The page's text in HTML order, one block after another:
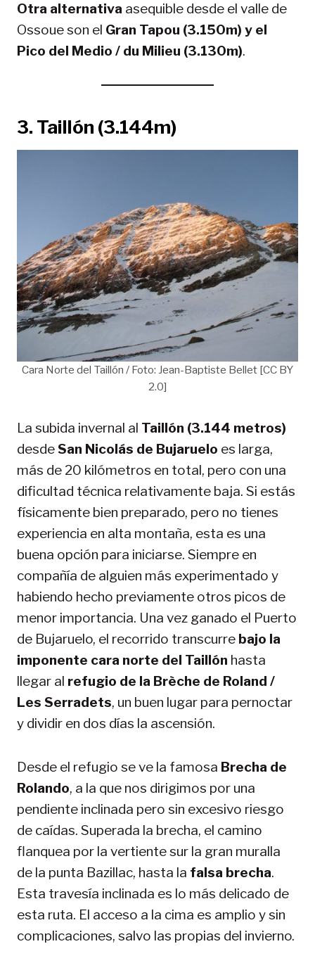
Otra alternativa asequible desde el valle de
Ossoue son el Gran Tapou (3.150m) y el
Pico del Medio / du Milieu (3.130m).
3. Taillón (3.144m)
Cara Norte del Taillón / Foto: Jean-Baptiste Bellet [CC BY
2.0]
La subida invernal al Taillón (3.144 metros)
desdeSan Nicolás de Bujaruelo es larga,
más de 20 kilómetros en total, pero con una
dificultad técnica relativamente baja. Si estás
físicamente bien preparado, pero no tienes
experiencia en alta montaña, esta es una
buena opción para iniciarse. Siempre en
compañía de alguien más experimentado y
habiendo hecho previamente otros picos de
menor importancia. Una vez ganado el Puerto
de Bujaruelo, el recorrido transcurre bajo la
imponente cara norte del Taillón hasta
llegar al refugio de la Brèche de Roland /
Les Serradets, un buen lugar para pernoctar
y dividir en dos días la ascensión.
Desde el refugio se ve la famosa Brecha de
Rolando, a la que nos dirigimos por una
pendiente inclinada pero sin excesivo riesgo
de caídas. Superada la brecha, el camino
flanquea por la vertiente sur la gran muralla
de la punta Bazillac, hasta la falsa brecha.
Esta travesía inclinada es lo más delicado de
esta ruta. El acceso a la cima es amplio y sin
complicaciones, salvo las propias del invierno.